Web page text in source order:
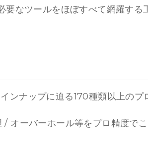
要なツールをほぼすべて網羅する
ンナップに迫る170種類以上のプ
/ オーバーホール等をプロ精度で